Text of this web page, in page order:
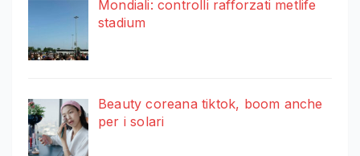
Mondiali: controlli rafforzati metlife
stadium
Beauty coreana tiktok, boom anche
per i solari